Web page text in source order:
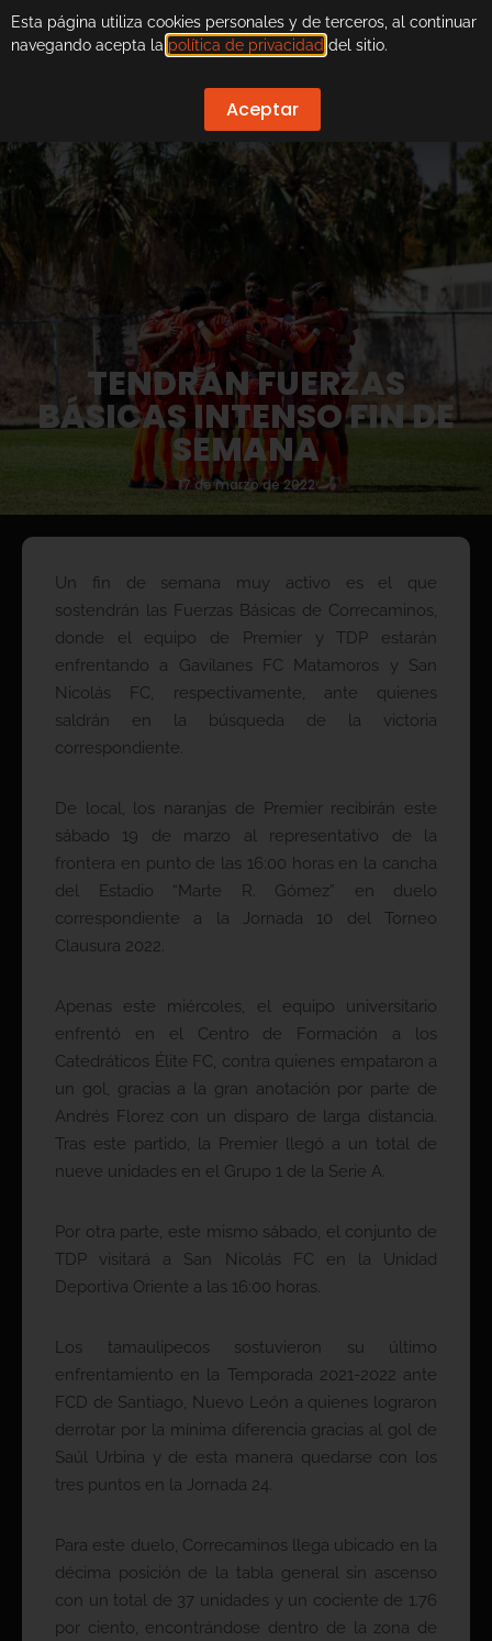
TENDRÁN FUERZAS
BÁSICAS INTENSO FIN DE
SEMANA
17 de marzo de 2022
Un fin de semana muy activo es el que
sostendrán las Fuerzas Básicas de Correcaminos,
donde el equipo de Premier y TDP estarán
enfrentando a Gavilanes FC Matamoros y San
Nicolás FC, respectivamente, ante quienes
saldrán en la búsqueda de la victoria
correspondiente.
De local, los naranjas de Premier recibirán este
sábado 19 de marzo al representativo de la
frontera en punto de las 16:00 horas en la cancha
del Estadio “Marte R. Gómez” en duelo
correspondiente a la Jornada 10 del Torneo
Clausura 2022.
Apenas este miércoles, el equipo universitario
enfrentó en el Centro de Formación a los
Catedráticos Élite FC, contra quienes empataron a
un gol, gracias a la gran anotación por parte de
Andrés Florez con un disparo de larga distancia.
Tras este partido, la Premier llegó a un total de
nueve unidades en el Grupo 1 de la Serie A.
Por otra parte, este mismo sábado, el conjunto de
TDP visitará a San Nicolás FC en la Unidad
Deportiva Oriente a las 16:00 horas.
Los tamaulipecos sostuvieron su último
enfrentamiento en la Temporada 2021-2022 ante
FCD de Santiago, Nuevo León a quienes lograron
derrotar por la mínima diferencia gracias al gol de
Saúl Urbina y de esta manera quedarse con los
tres puntos en la Jornada 24.
Para este duelo, Correcaminos llega ubicado en la
décima posición de la tabla general sin ascenso
con un total de 37 unidades y un cociente de 1.76
por ciento, encontrándose dentro de la zona de
Esta página utiliza cookies personales y de terceros, al continuar
navegando acepta la política de privacidad del sitio.
Aceptar